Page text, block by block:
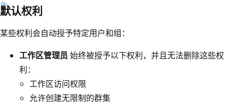
默认权利
某些权利会自动授予特定用户和组：
工作区管理员 始终被授予以下权利，并且无法删除这些权
利：
工作区访问权限
允许创建无限制的群集